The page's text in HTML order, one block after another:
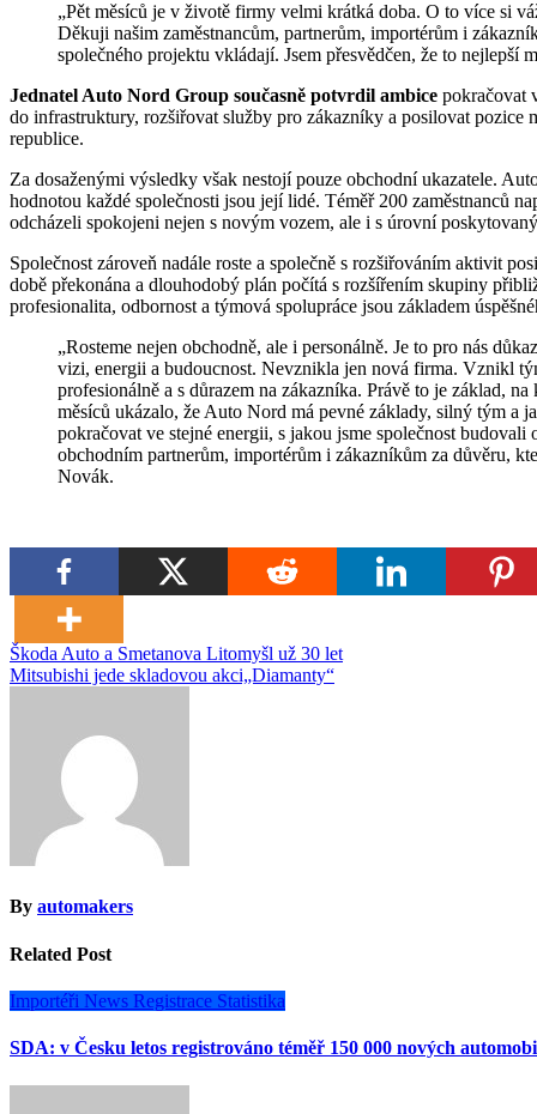
„Pět měsíců je v životě firmy velmi krátká doba. O to více si vážím toho, čeho se nám společně podařilo dosáhnout.
Děkuji našim zaměstnancům, partnerům, importérům i
společného projektu vkládají. Jsem přesvědčen, že to nejlepší
Jednatel Auto Nord Group současně potvrdil ambice pokračovat
do infrastruktury, rozšiřovat služby pro zákazníky a posilovat
republice.
Za dosaženými výsledky však nestojí pouze obchodní ukazatele.
hodnotou každé společnosti jsou její lidé. Téměř 200 zaměstnanců
odcházeli spokojeni nejen s novým vozem, ale i s úrovní
Společnost zároveň nadále roste a společně s rozšiřováním aktivit
době překonána a dlouhodobý plán počítá s rozšířením skupiny
profesionalita, odbornost a týmová spolupráce jsou základem
„Rosteme nejen obchodně, ale i personálně. Je to pro nás důkaz, že lidé chtějí být součástí projektu, který má jasnou
vizi, energii a budoucnost. Nevznikla jen nová firma. Vznikl
profesionálně a s důrazem na zákazníka. Právě to je základ,
měsíců ukázalo, že Auto Nord má pevné základy, silný tým a
pokračovat ve stejné energii, s jakou jsme společnost
obchodním partnerům, importérům i zákazníkům za důvěru,
Novák.
Navigace
pro
Škoda Auto a Smetanova Litomyšl už 30 let
Mitsubishi jede skladovou akci„Diamanty“
By automakers
Related Post
Importéři News Registrace Statistika
SDA: v Česku letos registrováno téměř 150 000 nových